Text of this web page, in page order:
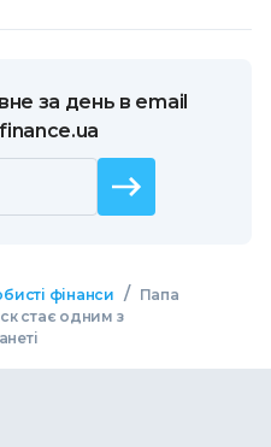
за день в email
фінанси /
Папа
стає одним з